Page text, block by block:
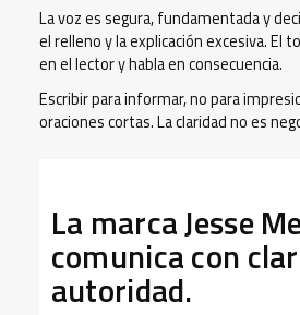
La voz es segura, fundamentada y
el relleno y la explicación excesiva. El
en el lector y habla en consecuencia.
Escribir para informar, no para
oraciones cortas. La claridad no es
La marca Jesse
comunica con
autoridad.